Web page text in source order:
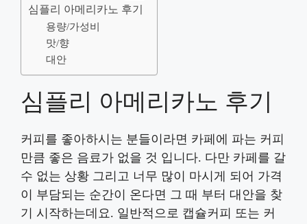
심플리 아메리카노 후기
용량/가성비
맛/향
대안
심플리 아메리카노 후기
커피를 좋아하시는 분들이라면 카페에 파는 커피
만큼 좋은 음료가 없을 것 입니다. 다만 카페를 갈
수 없는 상황 그리고 너무 많이 마시게 되어 가격
이 부담되는 순간이 온다면 그 때 부터 대안을 찾
기 시작하는데요. 일반적으로 캡슐커피 또는 커